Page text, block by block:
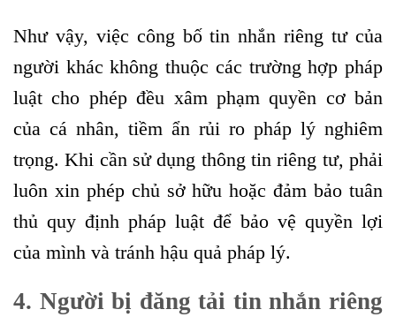
Như vậy, việc công bố tin nhắn riêng tư của
người khác không thuộc các trường hợp pháp
luật cho phép đều xâm phạm quyền cơ bản
của cá nhân, tiềm ẩn rủi ro pháp lý nghiêm
trọng. Khi cần sử dụng thông tin riêng tư, phải
luôn xin phép chủ sở hữu hoặc đảm bảo tuân
thủ quy định pháp luật để bảo vệ quyền lợi
của mình và tránh hậu quả pháp lý.
4. Người bị đăng tải tin nhắn riêng